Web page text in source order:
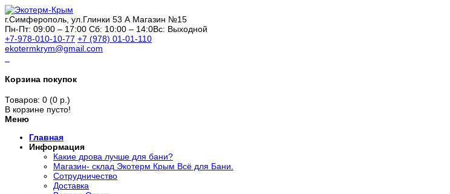
г.Симферополь, ул.Глинки 53 А Магазин №15
Пн-Пт: 09:00 – 17:00 Сб: 10:00 – 14:0Вс: Выходной
+7-978-010-10-77 +7 (978) 01-01-110
ekotermkrym@gmail.com
Корзина покупок
Товаров: 0 (0 р.)
В корзине пусто!
Меню
Главная
Информация
Какие дрова лучше для бани?
Магазин- склад Экотерм Крым Всё для Бани.
Сотрудничество
Доставка